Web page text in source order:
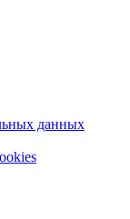
данных